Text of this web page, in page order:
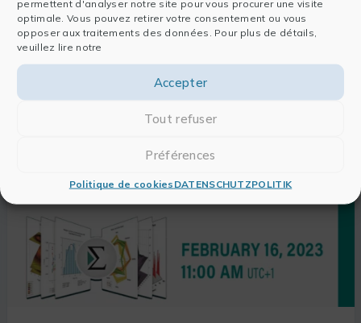
permettent d'analyser notre site pour vous procurer une visite
optimale. Vous pouvez retirer votre consentement ou vous
opposer aux traitements des données. Pour plus de détails,
veuillez lire notre
Accepter
Tout refuser
Préférences
Politique de cookies DATENSCHUTZPOLITIK
Lesen Sie auch